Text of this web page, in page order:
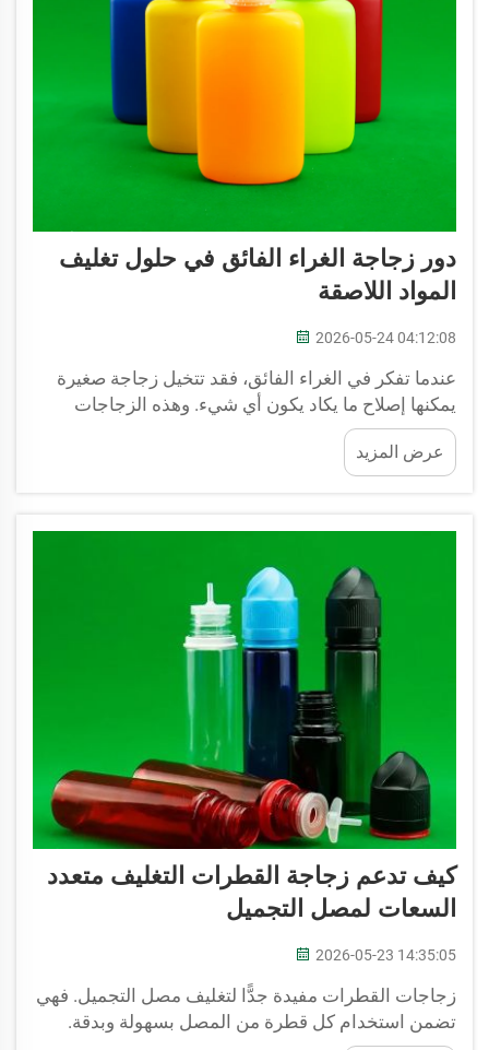
دور زجاجة الغراء الفائق في حلول تغليف
المواد اللاصقة
2026-05-24 04:12:08
عندما تفكر في الغراء الفائق، فقد تتخيل زجاجة صغيرة
يمكنها إصلاح ما يكاد يكون أي شيء. وهذه الزجاجات
الصغيرة ذات أهمية كبيرة للعديد من الشركات. وتُنتج
مفيدة فحسب، بل مصممة أيضًا بذكاء. هذه...
عرض المزيد
كيف تدعم زجاجة القطرات التغليف متعدد
السعات لمصل التجميل
2026-05-23 14:35:05
زجاجات القطرات مفيدة جدًّا لتغليف مصل التجميل. فهي
تضمن استخدام كل قطرة من المصل بسهولة وبدقة.